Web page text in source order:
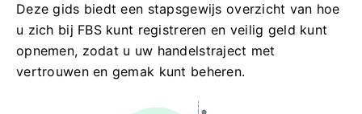
Deze gids biedt een stapsgewijs overzicht van hoe
u zich bij FBS kunt registreren en veilig geld kunt
opnemen, zodat u uw handelstraject met
vertrouwen en gemak kunt beheren.